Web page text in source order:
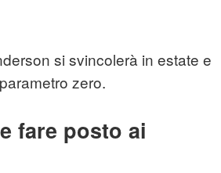
si svincolerà in estate e
zero.
fare posto ai